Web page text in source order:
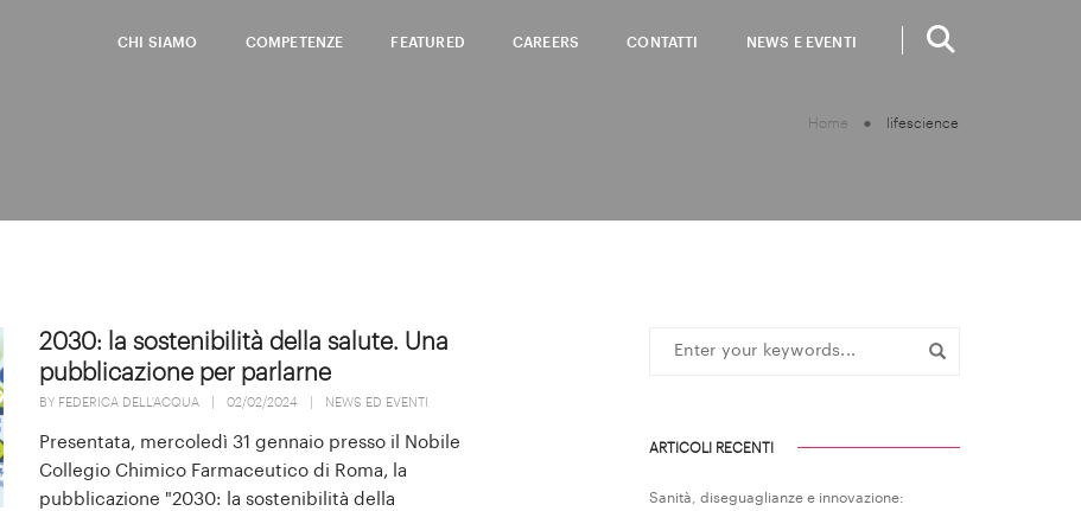
CHI SIAMO COMPETENZE FEATURED CAREERS CONTATTI NEWS E EVENTI
Home lifescience
2030: la sostenibilità della salute. Una
pubblicazione per parlarne
BY FEDERICA DELL'ACQUA 02/02/2024 NEWS ED EVENTI
Presentata, mercoledì 31 gennaio presso il Nobile
Collegio Chimico Farmaceutico di Roma, la
pubblicazione "2030: la sostenibilità della
ARTICOLI RECENTI
Sanità, diseguaglianze e innovazione: